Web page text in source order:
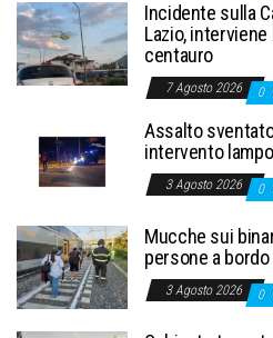
Incidente sulla
Lazio,
centauro
7 Agosto 2026 0
Assalto
intervento
3 Agosto 2026 0
Mucche sui
persone a
3 Agosto 2026 0